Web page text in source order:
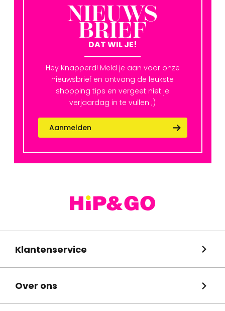
NIEUWS
BRIEF
DAT WIL JE!
Hey Knapperd! Meld je aan voor onze
nieuwsbrief en ontvang de leukste
shopping tips en vergeet niet je
verjaardag in te vullen ;)
Aanmelden
Klantenservice
Over ons